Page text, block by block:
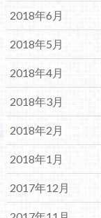
2018年6月
2018年5月
2018年4月
2018年3月
2018年2月
2018年1月
2017年12月